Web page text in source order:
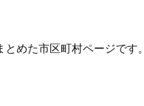
めた市区町村ページです。